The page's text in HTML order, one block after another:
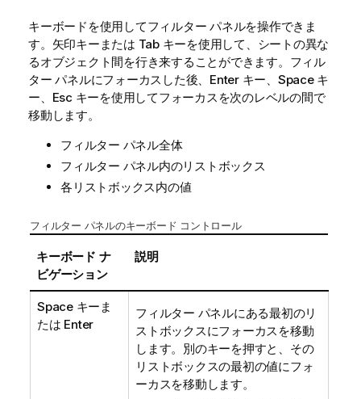
キーボードを使用してフィルター パネルを操作できま
す。矢印キーまたは Tab キーを使用して、シートの異な
るオブジェクト間を行き来することができます。フィル
ター パネルにフォーカスした後、Enter キー、Space キ
ー、Esc キーを使用してフォーカスを次のレベルの間で
移動します。
フィルター パネル全体
フィルター パネル内のリストボックス
各リストボックス内の値
フィルター パネルのキーボード コントロール
キーボード ナ
ビゲーション
説明
Space キーま
たは Enter
フィルター パネルにある最初のリ
ストボックスにフォーカスを移動
します。別のキーを押すと、その
リストボックスの最初の値にフォ
ーカスを移動します。